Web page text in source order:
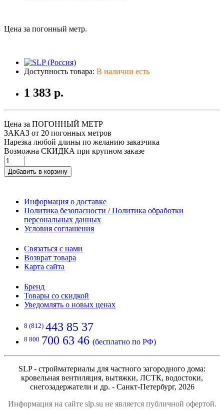
Цена за погонный метр.
Доступность товара: В наличии есть
1 383 р.
Цена за ПОГОННЫЙ МЕТР
ЗАКАЗ от 20 погонных метров
Нарезка любой длины по желанию заказчика
Возможна СКИДКА при крупном заказе
Добавить в корзину
Информация о доставке
Политика безопасности / Политика обработки
персональных данных
Условия соглашения
Связаться с нами
Возврат товара
Карта сайта
Бренд
Товары со скидкой
Уведомлять о новых ценах
8 (812) 443 85 37
8 800 700 63 46 (бесплатно по РФ)
SLP - стройматериалы для частного загородного дома:
кровельная вентиляция, вытяжки, ЛСТК, водостоки,
снегозадержатели и др. - Санкт-Петербург, 2026
Информация на сайте slp.su не является публичной офертой.